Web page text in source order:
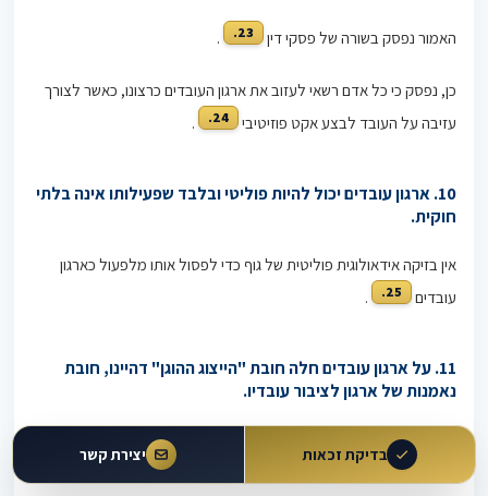
האמור נפסק בשורה של פסקי דין 23.
.
כן, נפסק כי כל אדם רשאי לעזוב את ארגון העובדים כרצונו, כאשר לצורך
עזיבה על העובד לבצע אקט פוזיטיבי
24.
.
10. ארגון עובדים יכול להיות פוליטי ובלבד שפעילותו אינה בלתי
חוקית.
אין בזיקה אידאולוגית פוליטית של גוף כדי לפסול אותו מלפעול כארגון
עובדים
25.
.
11. על ארגון עובדים חלה חובת "הייצוג ההוגן" דהיינו, חובת
נאמנות של ארגון לציבור עובדיו.
על ארגון העובדים להפעיל שיקול דעת בהגינות, בסבירות, בלא שקילת
שיקולים זרים, מתוך שוויון ובלא הפליה
יצירת קשר בדיקת זכאות